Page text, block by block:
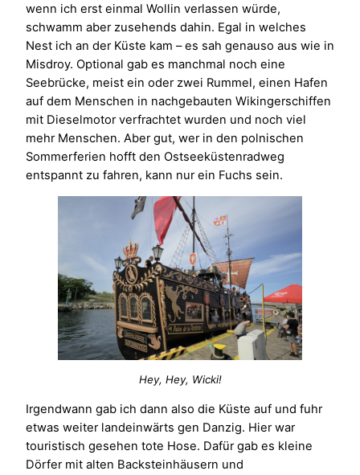
wenn ich erst einmal Wollin verlassen würde,
schwamm aber zusehends dahin. Egal in welches
Nest ich an der Küste kam – es sah genauso aus wie in
Misdroy. Optional gab es manchmal noch eine
Seebrücke, meist ein oder zwei Rummel, einen Hafen
auf dem Menschen in nachgebauten Wikingerschiffen
mit Dieselmotor verfrachtet wurden und noch viel
mehr Menschen. Aber gut, wer in den polnischen
Sommerferien hofft den Ostseeküstenradweg
entspannt zu fahren, kann nur ein Fuchs sein.
Hey, Hey, Wicki!
Irgendwann gab ich dann also die Küste auf und fuhr
etwas weiter landeinwärts gen Danzig. Hier war
touristisch gesehen tote Hose. Dafür gab es kleine
Dörfer mit alten Backsteinhäusern und